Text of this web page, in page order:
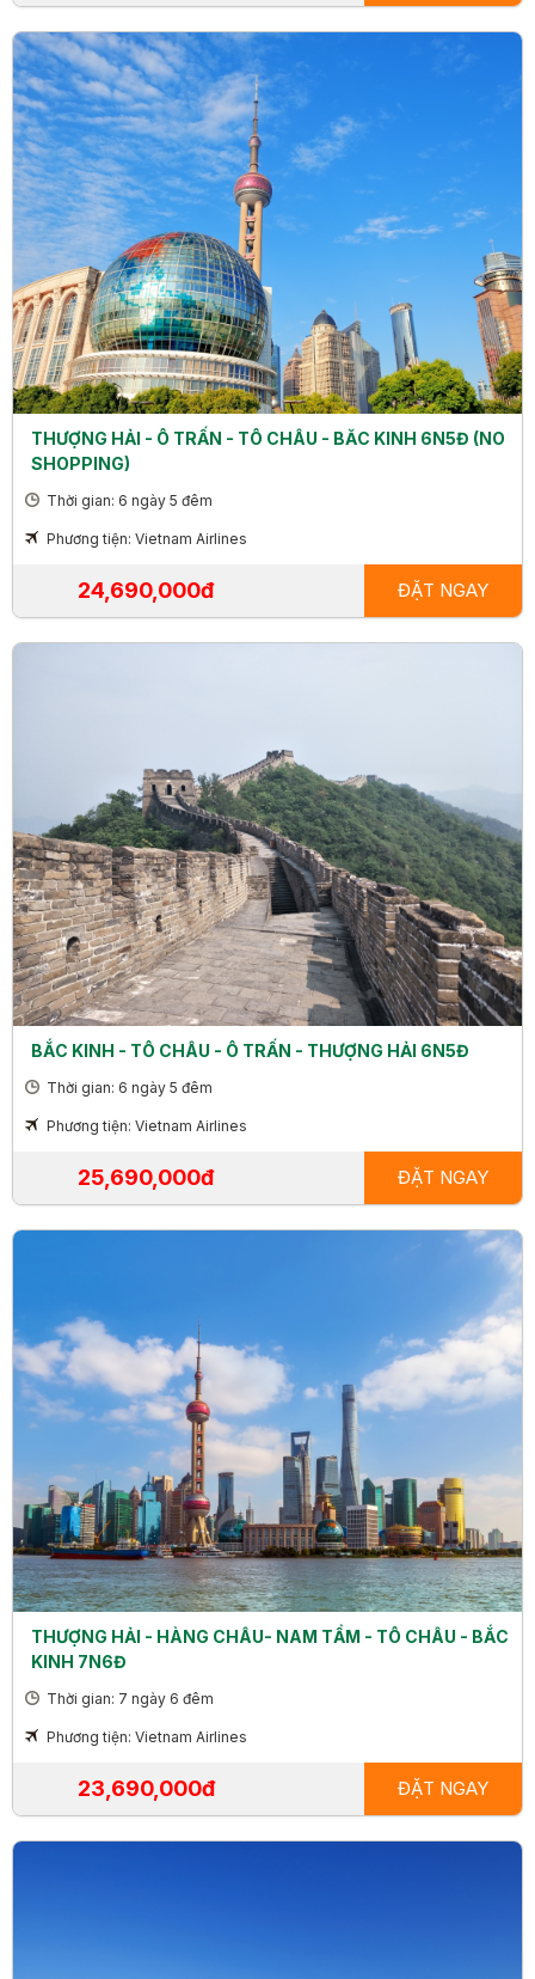
THƯỢNG HẢI - Ô TRẤN - TÔ CHÂU - BĂC KINH 6N5Đ (NO
SHOPPING)
Thời gian: 6 ngày 5 đêm
Phương tiện: Vietnam Airlines
24,690,000đ ĐẶT NGAY
BẮC KINH - TÔ CHÂU - Ô TRẤN - THƯỢNG HẢI 6N5Đ
Thời gian: 6 ngày 5 đêm
Phương tiện: Vietnam Airlines
25,690,000đ ĐẶT NGAY
THƯỢNG HẢI - HÀNG CHÂU- NAM TẨM - TÔ CHÂU - BẮC
KINH 7N6Đ
Thời gian: 7 ngày 6 đêm
Phương tiện: Vietnam Airlines
23,690,000đ ĐẶT NGAY